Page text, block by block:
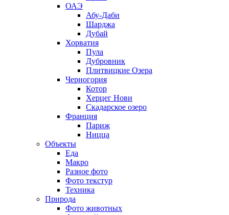
ОАЭ
Абу-Даби
Шарджа
Дубай
Хорватия
Пула
Дубровник
Плитвицкие Озера
Черногория
Котор
Херцег Нови
Скадарское озеро
Франция
Париж
Ницца
Объекты
Еда
Макро
Разное фото
Фото текстур
Техника
Природа
Фото животных